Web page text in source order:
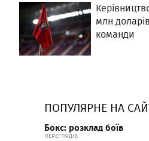
млн
команди
ПОПУЛЯРНЕ НА
Бокс: розклад боїв
ПЕРЕГЛЯДІВ